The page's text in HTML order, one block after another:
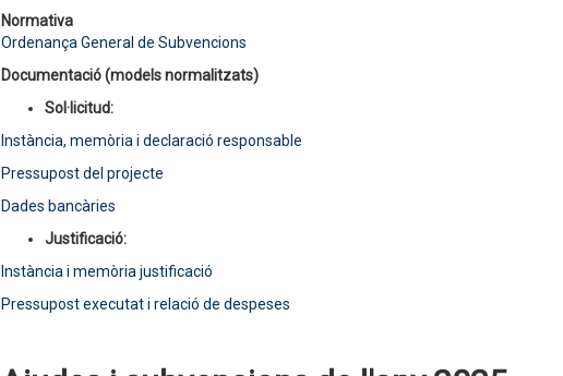
Normativa
Ordenança General de Subvencions
Documentació (models normalitzats)
Sol·licitud:
Instància, memòria i declaració responsable
Pressupost del projecte
Dades bancàries
Justificació:
Instància i memòria justificació
Pressupost executat i relació de despeses